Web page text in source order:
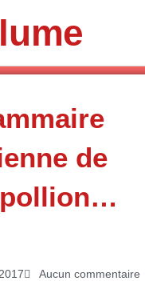
de
Aucun commentaire